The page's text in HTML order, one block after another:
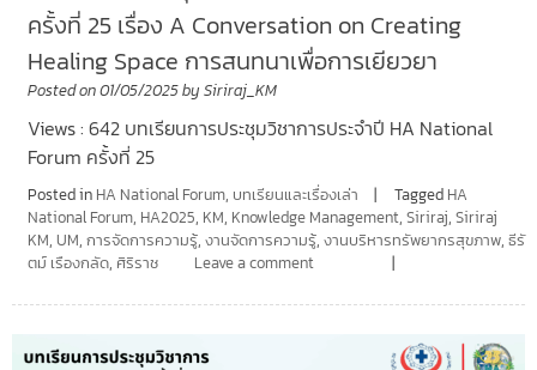
ครั้งที่ 25 เรื่อง A Conversation on Creating
Healing Space การสนทนาเพื่อการเยียวยา
Posted on01/05/2025by Siriraj_KM
Views : 642 บทเรียนการประชุมวิชาการประจำปี HA National
Forum ครั้งที่ 25
Posted in HA National Forum, บทเรียนและเรื่องเล่า Tagged HA
National Forum, HA2025, KM, Knowledge Management, Siriraj, Siriraj
KM, UM, การจัดการความรู้, งานจัดการความรู้, งานบริหารทรัพยากรสุขภาพ, ธีรั
ตม์ เรืองกลัด, ศิริราช Leave a comment